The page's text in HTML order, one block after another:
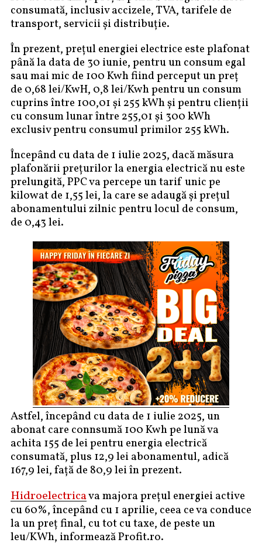
consumată, inclusiv accizele, TVA, tarifele de
transport, servicii și distribuție.
În prezent, prețul energiei electrice este plafonat
până la data de 30 iunie, pentru un consum egal
sau mai mic de 100 Kwh fiind perceput un preț
de 0,68 lei/KwH, 0,8 lei/Kwh pentru un consum
cuprins între 100,01 și 255 kWh și pentru clienții
cu consum lunar între 255,01 și 300 kWh
exclusiv pentru consumul primilor 255 kWh.
Începând cu data de 1 iulie 2025, dacă măsura
plafonării prețurilor la energia electrică nu este
prelungită, PPC va percepe un tarif unic pe
kilowat de 1,55 lei, la care se adaugă și prețul
abonamentului zilnic pentru locul de consum,
de 0,43 lei.
Astfel, începând cu data de 1 iulie 2025, un
abonat care connsumă 100 Kwh pe lună va
achita 155 de lei pentru energia electrică
consumată, plus 12,9 lei abonamentul, adică
167,9 lei, față de 80,9 lei în prezent.
Hidroelectricava majora prețul energiei active
cu 60%, începând cu 1 aprilie, ceea ce va conduce
la un preț final, cu tot cu taxe, de peste un
leu/KWh, informează Profit.ro.